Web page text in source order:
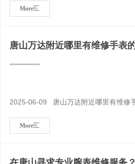
More
唐山万达附近哪里有维修手表
2025-06-09 唐山万达附近哪里有维修
More